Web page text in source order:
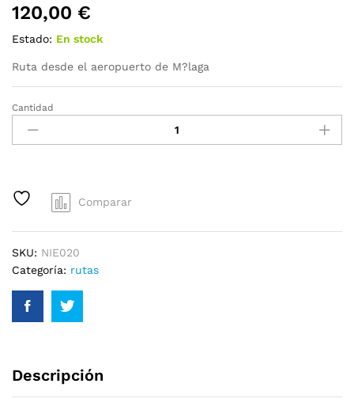
120,00 €
Estado: En stock
Ruta desde el aeropuerto de M?laga
Cantidad
Comparar
SKU: NIE020
Categoría: rutas
Descripción